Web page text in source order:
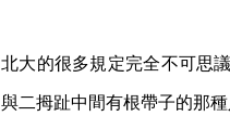
北大的很多規定完全不可思
與二拇趾中間有根帶子的那種